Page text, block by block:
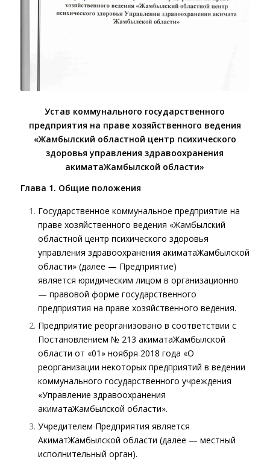
Устав коммунального государственного
предприятия на праве хозяйственного ведения
«Жамбылский областной центр психического
здоровья управления здравоохранения
акиматаЖамбылской области»
Глава 1. Общие положения
Государственное коммунальное предприятие на
праве хозяйственного ведения «Жамбылский
областной центр психического здоровья
управления здравоохранения акиматаЖамбылской
области» (далее — Предприятие)
является юридическим лицом в организационно
— правовой форме государственного
предприятия на праве хозяйственного ведения.
Предприятие реорганизовано в соответствии с
Постановлением № 213 акиматаЖамбылской
области от «01» ноября 2018 года «О
реорганизации некоторых предприятий в ведении
коммунального государственного учреждения
«Управление здравоохранения
акиматаЖамбылской области».
Учредителем Предприятия является
АкиматЖамбылской области (далее — местный
исполнительный орган).